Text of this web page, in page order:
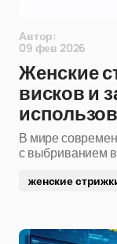
Автор:
09 фев 2026
Женские
висков и
В мире
с выбриванием
женские